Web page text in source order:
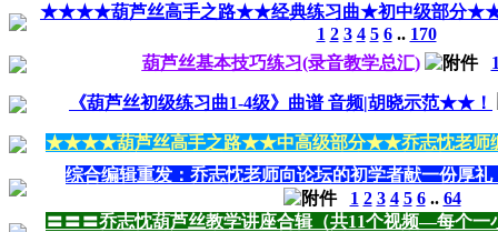
★★★★葫芦丝高手之路★★经典练习曲★初中级部分
1 2 3 4 5 6.. 170
葫芦丝基本技巧练习(录音教学总汇)
《葫芦丝初级练习曲1-4级》曲谱 音频|胡晓示范★★！
★★★★葫芦丝高手之路★★中高级部分★★乔志忱老师
综合编辑重发：乔志忱老师向论坛的初学者献一份厚
1 2 3 4 5 6.. 64
〓〓〓乔志忱葫芦丝教学讲座合辑（共11个视频―每个一